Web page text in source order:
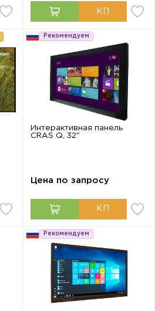
Рекомендуем
Интерактивная панель
CRAS Q, 32"
Цена по запросу
Рекомендуем